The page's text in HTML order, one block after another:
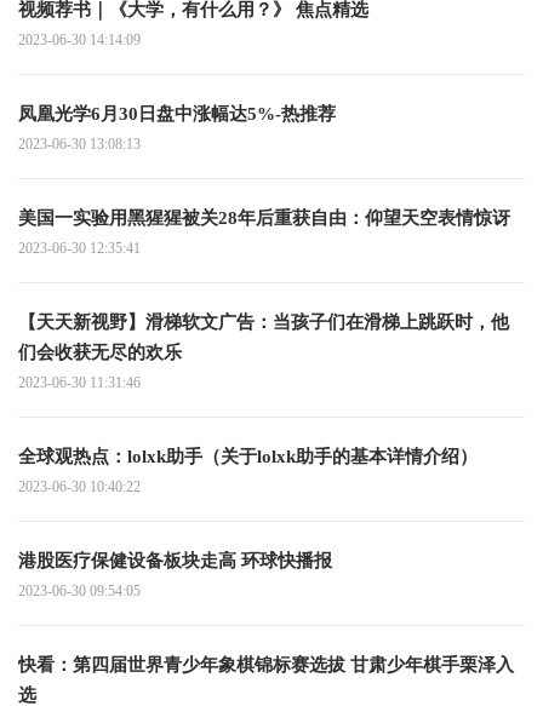
视频荐书｜《大学，有什么用？》 焦点精选
2023-06-30 14:14:09
凤凰光学6月30日盘中涨幅达5%-热推荐
2023-06-30 13:08:13
美国一实验用黑猩猩被关28年后重获自由：仰望天空表情惊讶
2023-06-30 12:35:41
【天天新视野】滑梯软文广告：当孩子们在滑梯上跳跃时，他
们会收获无尽的欢乐
2023-06-30 11:31:46
全球观热点：lolxk助手（关于lolxk助手的基本详情介绍）
2023-06-30 10:40:22
港股医疗保健设备板块走高 环球快播报
2023-06-30 09:54:05
快看：第四届世界青少年象棋锦标赛选拔 甘肃少年棋手栗泽入
选